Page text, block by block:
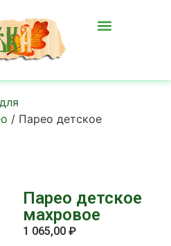
/ Парео детское
Парео детское
махровое
1 065,00 ₽